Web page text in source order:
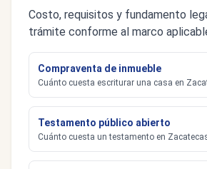
Costo, requisitos y fundamento
trámite conforme al marco
Compraventa de inmueble
Cuánto cuesta escriturar una casa en
Testamento público abierto
Cuánto cuesta un testamento en